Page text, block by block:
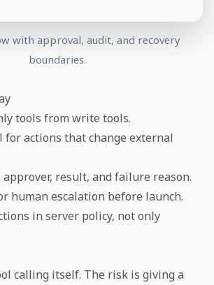
with approval, audit, and recovery
boundaries.
tools from write tools.
for actions that change external
approver, result, and failure reason.
human escalation before launch.
in server policy, not only
calling itself. The risk is giving a